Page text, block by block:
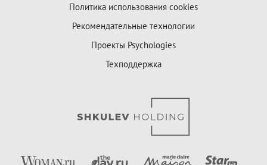
Политика использования cookies
Рекомендательные технологии
Проекты Psychologies
Техподдержка